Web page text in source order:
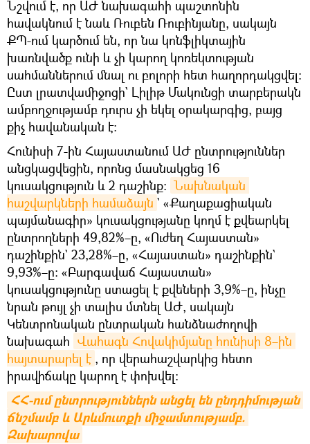
Նշվում է, որ ԱԺ նախագահի պաշտոնին
հավակնում է նաև Ռուբեն Ռուբինյանը, սակայն
ՔՊ-ում կարծում են, որ նա կոնֆլիկտային
խառնվածք ունի և չի կարող կոռեկտության
սահմաններում մնալ ու բոլորի հետ հաղորդակցվել։
Ըստ լրատվամիջոցի` Լիլիթ Մակունցի տարբերակն
ամբողջությամբ դուրս չի եկել օրակարգից, բայց
քիչ հավանական է:
Հունիսի 7-ին Հայաստանում ԱԺ ընտրություններ
անցկացվեցին, որոնց մասնակցեց 16
կուսակցություն և 2 դաշինք։ Նախնական
հաշվարկների համաձայն ` «Քաղաքացիական
պայմանագիր» կուսակցությանը կողմ է քվեարկել
ընտրողների 49,82%–ը, «Ուժեղ Հայաստան»
դաշինքին` 23,28%–ը, «Հայաստան» դաշինքին`
9,93%–ը։ «Բարգավաճ Հայաստան»
կուսակցությունը ստացել է քվեների 3,9%–ը, ինչը
նրան թույլ չի տալիս մտնել ԱԺ, սակայն
Կենտրոնական ընտրական հանձնաժողովի
նախագահ Վահագն Հովակիմյանը հունիսի 8–ին
հայտարարել է , որ վերահաշվարկից հետո
իրավիճակը կարող է փոխվել։
ՀՀ-ում ընտրություններն անցել են ընդդիմության
ճնշմամբ և Արևմուտքի միջամտությամբ.
Զախարովա